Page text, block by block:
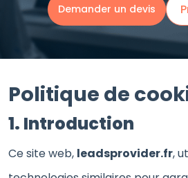
Demander un devis
Politique de
1. Introduction
Ce site web, leadsprovider.fr,